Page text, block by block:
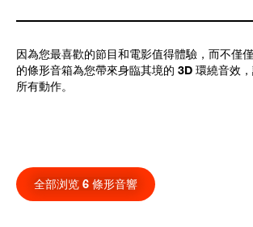
因為您最喜歡的節目和電影值得體驗，而不僅
的條形音箱為您帶來身臨其境的 3D 環繞音效
所有動作。
全部浏览 6 條形音響